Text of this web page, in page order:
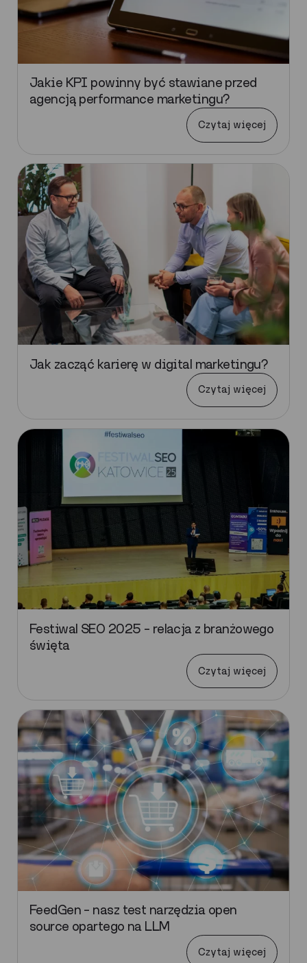
Jakie KPI powinny być stawiane przed
agencją performance marketingu?
Czytaj więcej
Jak zacząć karierę w digital marketingu?
Czytaj więcej
Festiwal SEO 2025 – relacja z branżowego
święta
Czytaj więcej
FeedGen – nasz test narzędzia open
source opartego na LLM
Czytaj więcej